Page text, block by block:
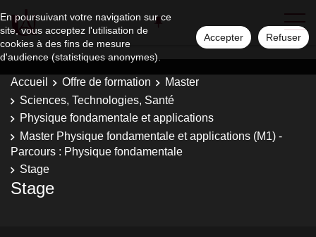
En poursuivant votre navigation sur ce
site, vous acceptez l'utilisation de
cookies à des fins de mesure
d'audience (statistiques anonymes).
Accepter Refuser
Accueil Offre de formation
Master
Sciences, Technologies, Santé
Physique fondamentale et applications
Master Physique fondamentale et applications (M1) -
Parcours : Physique fondamentale
Stage
Stage